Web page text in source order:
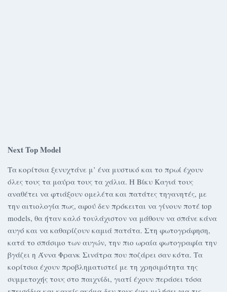
Next Top Model
Τα κορίτσια ξενυχτάνε μ’ ένα μυστικό και το πρωί έχουν
όλες τους τα μαύρα τους τα χάλια. Η Βίκυ Καγιά τους
αναθέτει να φτιάξουν ομελέτα και πατάτες τηγανητές, με
την αιτιολογία πως, αφού δεν πρόκειται να γίνουν ποτέ top
models, θα ήταν καλό τουλάχιστον να μάθουν να σπάνε κάνα
αυγό και να καθαρίζουν καμιά πατάτα. Στη φωτογράφηση,
κατά το σπάσιμο των αυγών, την πιο ωραία φωτογραφία την
βγάζει η Άννα Φρανκ Σινάτρα που ποζάρει σαν κότα. Τα
κορίτσια έχουν προβληματιστεί με τη χρησιμότητα της
συμμετοχής τους στο παιχνίδι, γιατί έχουν περάσει τόσα